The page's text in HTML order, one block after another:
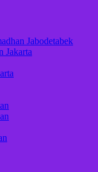
Jabodetabek
Jakarta